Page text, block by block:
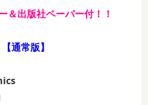
出版社ペーパー付！！
【通常版】